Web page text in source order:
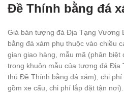
Đề Thính bằng đá
Giá bán tượng đá Địa Tạng Vương
bằng đá xám phụ thuộc vào chiều
gian giao hàng, mẫu mã (phân biệt
trong khuôn mẫu của tượng đá Địa
thú Đề Thính bằng đá xám), chi
gồm xe cẩu, chi phí lắp đặt tận nơi).